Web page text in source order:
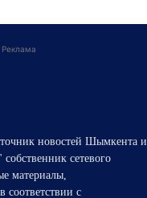
Реклама
новостей Шымкента и
сетевого
материалы,
с